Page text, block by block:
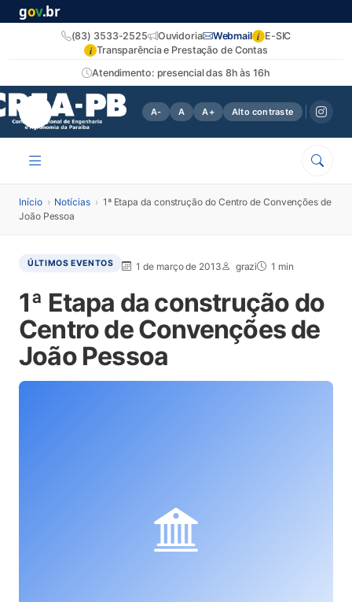
gov.br
Atendimento: presencial das 8h às 16h
(83) 3533-2525 Ouvidoria Webmail i E-SIC
i Transparência e Prestação de Contas
A- A A+ Alto contraste
Início › Notícias › 1ª Etapa da construção do Centro de Convenções de
João Pessoa
ÚLTIMOS EVENTOS 1 de março de 2013 grazi 1 min
1ª Etapa da construção do
Centro de Convenções de
João Pessoa